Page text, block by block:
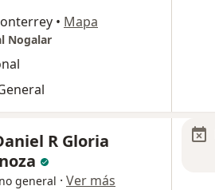
• Mapa
Nogalar
R Gloria
general · Ver más